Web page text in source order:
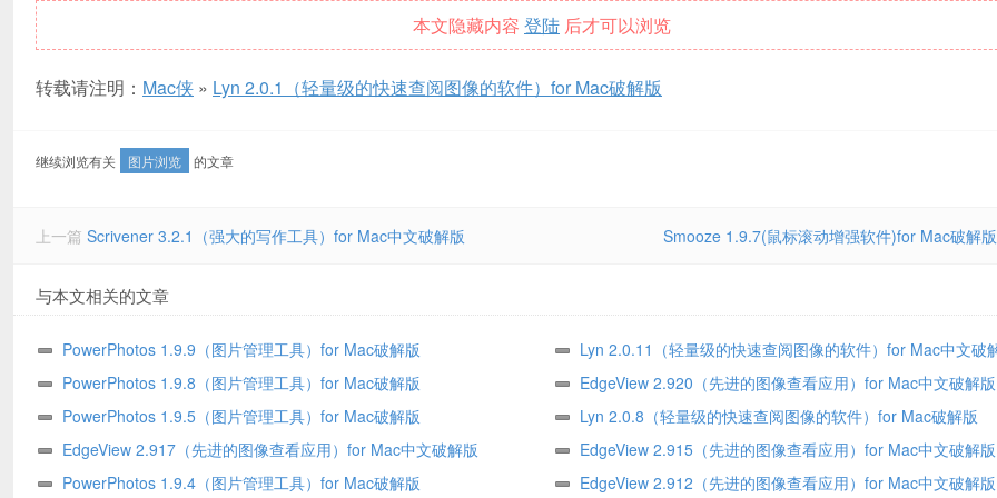
本文隐藏内容 登陆 后才可以浏览
转载请注明： Mac侠 » Lyn 2.0.1（轻量级的快速查阅图像的软件）for Mac破解版
继续浏览有关 图片浏览 的文章
上一篇 Scrivener 3.2.1（强大的写作工具）for Mac中文破解版 Smooze 1.9.7(鼠标滚动增强软件)for Mac破解版
与本文相关的文章
PowerPhotos 1.9.9（图片管理工具）for Mac破解版
Lyn 2.0.11（轻量级的快速查阅图像的软件）for Mac中文破
PowerPhotos 1.9.8（图片管理工具）for Mac破解版
EdgeView 2.920（先进的图像查看应用）for Mac中文破解版
PowerPhotos 1.9.5（图片管理工具）for Mac破解版
Lyn 2.0.8（轻量级的快速查阅图像的软件）for Mac破解版
EdgeView 2.917（先进的图像查看应用）for Mac中文破解版
EdgeView 2.915（先进的图像查看应用）for Mac中文破解版
PowerPhotos 1.9.4（图片管理工具）for Mac破解版
EdgeView 2.912（先进的图像查看应用）for Mac中文破解版